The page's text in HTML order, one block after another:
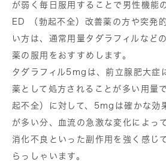
が弱く毎日服用することで男性機能
ED （勃起不全）改善薬の方や突発
い方は、通常用量タダラフィルなど
薬の服用をおすすめします。
タダラフィル5mgは、前立腺肥大症
薬として処方されることが多い用量
起不全）に対して、5mgは確かな効
が多い分、血流の急激な変化によっ
消化不良といった副作用を強く感じ
らっしゃいます。